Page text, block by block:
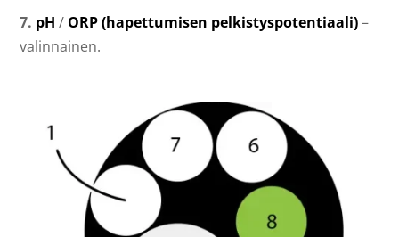
7. pH / ORP (hapettumisen pelkistyspotentiaali)–
valinnainen.